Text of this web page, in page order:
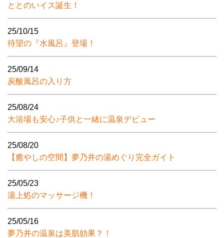
ととのいイス誕生！
25/10/15
待望の『水風呂』登場！
25/09/14
炭酸風呂の入り方
25/08/24
大浴場も安心♪子供と一緒に温泉デビュー
25/08/20
【癒やしの空間】夢乃井の湯めぐり完全ガイト
25/05/23
湯上処のマッサージ機！
25/05/16
夢乃井の温泉は美肌効果？！